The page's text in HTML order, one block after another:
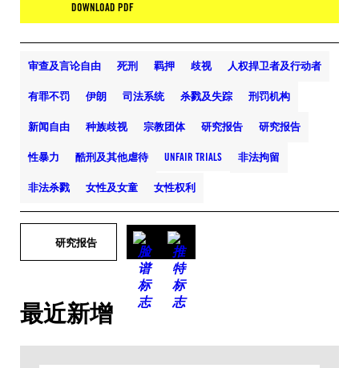
DOWNLOAD PDF
审查及言论自由 死刑 羁押 歧视 人权捍卫者及行动者
有罪不罚 伊朗 司法系统 杀戮及失踪 刑罚机构
新闻自由 种族歧视 宗教团体 研究报告 研究报告
性暴力 酷刑及其他虐待 UNFAIR TRIALS 非法拘留
非法杀戮 女性及女童 女性权利
研究报告
最近新增